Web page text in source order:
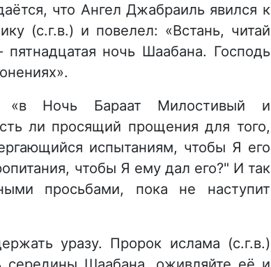
что Ангел Джабраиль явился к
(с.г.в.) и повелел: «Встань, читай
ночь Шаабана. Господь
«в Ночь Бараат Милостивый и
ли просящий прощения для того,
испытаниям, чтобы Я его
чтобы Я ему дал его?" И так
просьбами, пока не наступит
уразу. Пророк ислама (с.г.в.)